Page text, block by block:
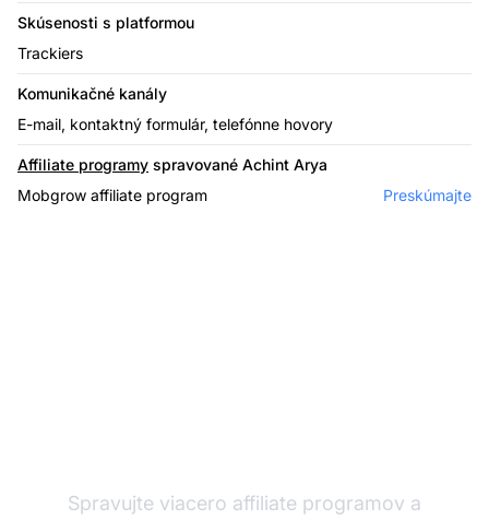
Skúsenosti s platformou
Trackiers
Komunikačné kanály
E-mail, kontaktný formulár, telefónne hovory
Affiliate programy spravované Achint Arya
Mobgrow affiliate program
Preskúmajte
Spravujte viacero affiliate programov a